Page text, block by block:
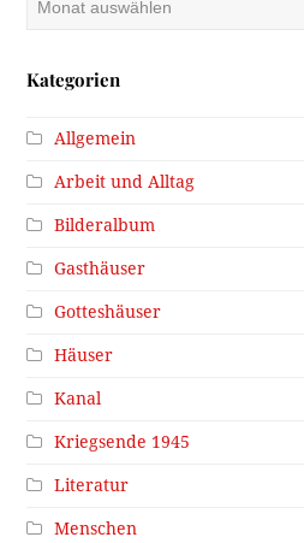
Kategorien
Allgemein
Arbeit und Alltag
Bilderalbum
Gasthäuser
Gotteshäuser
Häuser
Kanal
Kriegsende 1945
Literatur
Menschen